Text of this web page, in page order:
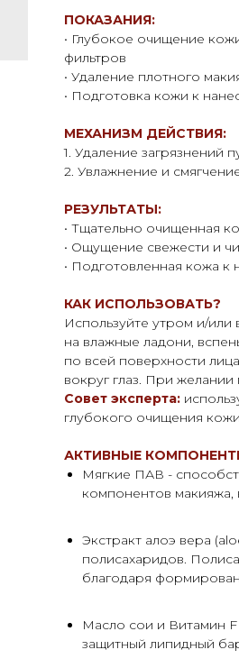
ПОКАЗАНИЯ:
• Глубокое очищение
фильтров
• Удаление плотного
• Подготовка кожи к
МЕХАНИЗМ ДЕЙСТВИЯ:
1. Удаление загрязнений
2. Увлажнение и
РЕЗУЛЬТАТЫ:
• Тщательно очищенная
• Ощущение свежести и
• Подготовленная кожа
КАК ИСПОЛЬЗОВАТЬ?
Используйте утром и/
на влажные ладони,
по всей поверхности
вокруг глаз. При
Совет эксперта:
глубокого очищения кожи
АКТИВНЫЕ
Мягкие ПАВ -
компонентов макияжа,
Экстракт алоэ вера
полисахаридов.
благодаря
Масло сои и Витамин F
защитный липидный